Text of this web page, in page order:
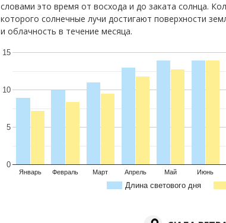
словами это время от восхода и до заката солнца.
которого солнечные лучи достигают поверхности
и облачность в течение месяца.
Длина светового дня
Январь Февраль Март Апрель Май Июнь
0
5
10
15